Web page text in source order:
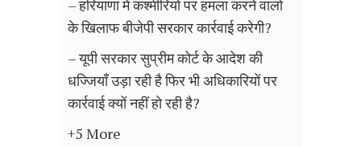
– हरियाणा में कश्मीरियों पर हमला करने वालों
के खिलाफ बीजेपी सरकार कार्रवाई करेगी?
– यूपी सरकार सुप्रीम कोर्ट के आदेश की
धज्जियाँ उड़ा रही है फिर भी अधिकारियों पर
कार्रवाई क्यों नहीं हो रही है?
+5 More